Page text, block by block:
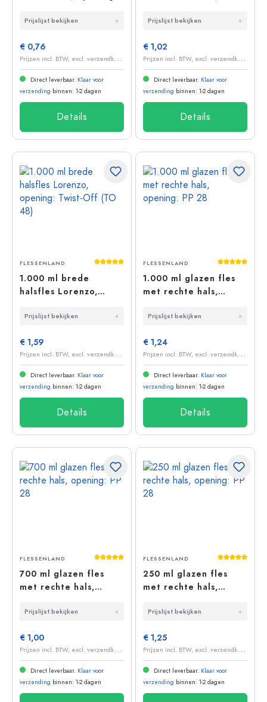
Prijslijst bekijken
€ 0,76
P
rijzen incl. BTW, excl. verzendkosten
Direct leverbaar. Klaar voor
verzending binnen: 1-2 dagen
Details
Prijslijst bekijken
€ 1,02
P
rijzen incl. BTW, excl. verzendkosten
Direct leverbaar. Klaar voor
verzending binnen: 1-2 dagen
Details
Gemiddelde waardering van 5 van 5
FLESSENLAND
1.000 ml brede
halsfles Lorenzo,
(TO 48)
Prijslijst bekijken
€ 1,59
P
rijzen incl. BTW, excl. verzendkosten
Direct leverbaar. Klaar voor
verzending binnen: 1-2 dagen
Details
FLESSENLAND
1.000 ml glazen fles
met rechte hals,
Prijslijst bekijken
€ 1,24
P
rijzen incl. BTW, excl. verzendkosten
Direct leverbaar. Klaar voor
verzending binnen: 1-2 dagen
Details
Gemiddelde waardering van 5 van 5
FLESSENLAND
700 ml glazen fles
met rechte hals,
Prijslijst bekijken
€ 1,00
P
rijzen incl. BTW, excl. verzendkosten
Direct leverbaar. Klaar voor
verzending binnen: 1-2 dagen
FLESSENLAND
250 ml glazen fles
met rechte hals,
Prijslijst bekijken
€ 1,25
P
rijzen incl. BTW, excl. verzendkosten
Direct leverbaar. Klaar voor
verzending binnen: 1-2 dagen